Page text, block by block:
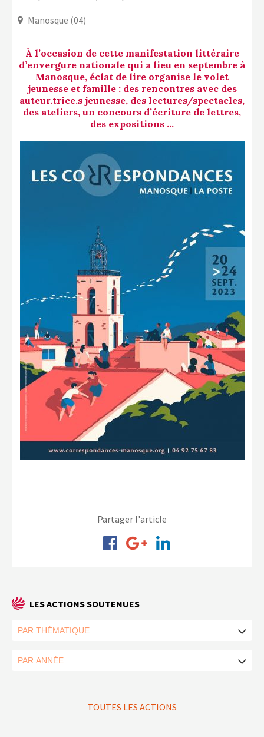
LA COPIE PRIVÉE
LA CULTURE AVEC LA COPIE
PRIVÉE
RAPPORT 2019 DE L’ACTION
CULTURELLE
CONTACTS
Manosque (04)
À l’occasion de cette manifestation littéraire
d’envergure nationale qui a lieu en septembre à
Manosque, éclat de lire organise le volet
jeunesse et famille : des rencontres avec des
auteur.trice.s jeunesse, des lectures/spectacles,
des ateliers, un concours d’écriture de lettres,
des expositions …
Partager l'article
LES ACTIONS SOUTENUES
TOUTES LES ACTIONS